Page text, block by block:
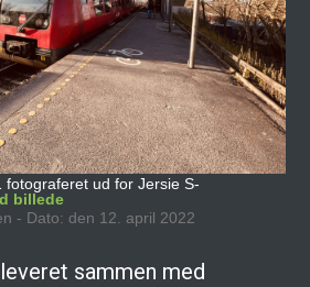
fotograferet ud for Jersie S-
billede
- Dato: den 12. april 2022
sammen med